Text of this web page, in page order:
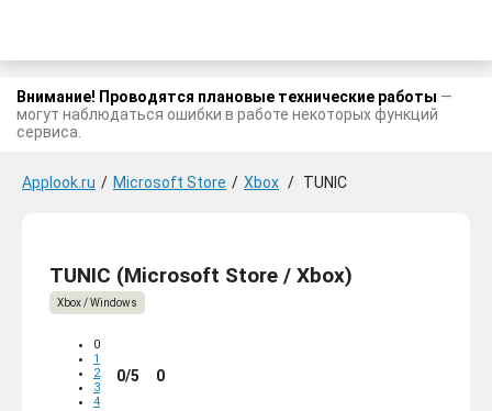
Внимание! Проводятся плановые технические работы —
могут наблюдаться ошибки в работе некоторых функций
сервиса.
Applook.ru / Microsoft Store / Xbox / TUNIC
TUNIC (Microsoft Store / Xbox)
Xbox / Windows
0
1
2
3
4
0/5 0